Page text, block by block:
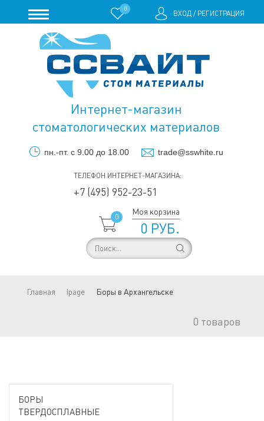
0
ВХОД/ РЕГИСТРАЦИЯ
Интернет-магазин
стоматологических материалов
пн.-пт. с 9.00 до 18.00 trade@sswhite.ru
ТЕЛЕФОН ИНТЕРНЕТ-МАГАЗИНА:
+7 (495) 952-23-51
0
Моя корзина
0 РУБ.
Главная lpage Боры в Архангельске
0 товаров
БОРЫ
ТВЕРДОСПЛАВНЫЕ